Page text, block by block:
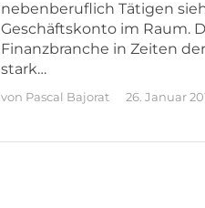
nebenberuflich Tätigen
Geschäftskonto im Raum.
Finanzbranche in Zeiten
stark…
von Pascal Bajorat 26. Januar